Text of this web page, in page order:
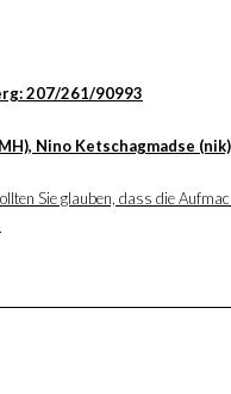
207/261/90993
Nino Ketschagmadse
Sie glauben, dass die